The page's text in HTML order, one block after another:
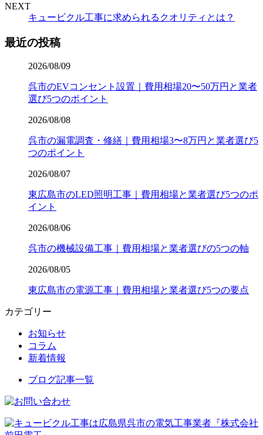
NEXT
キュービクル工事に求められるクオリティとは？
最近の投稿
2026/08/09
呉市のEVコンセント設置｜費用相場20〜50万円と業者
選び5つのポイント
2026/08/08
呉市の漏電調査・修繕｜費用相場3〜8万円と業者選び5
つのポイント
2026/08/07
東広島市のLED照明工事｜費用相場と業者選び5つのポ
イント
2026/08/06
呉市の機械設備工事｜費用相場と業者選びの5つの軸
2026/08/05
東広島市の電源工事｜費用相場と業者選び5つの要点
カテゴリー
お知らせ
コラム
新着情報
ブログ記事一覧